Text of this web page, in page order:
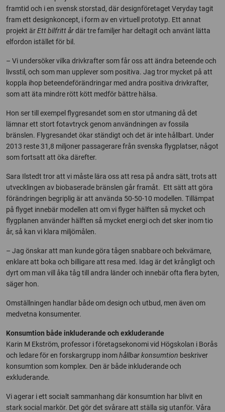
framtid och i en svensk storstad, där designföretaget Veryday tagit
fram ett designkoncept, i form av en virtuell prototyp. Ett annat
projekt ärEtt bilfritt årdär tre familjer har deltagit och använt lätta
elfordon istället för bil.
– Vi undersöker vilka drivkrafter som får oss att ändra beteende och
livsstil, och som man upplever som positiva. Jag tror mycket på att
koppla ihop beteendeförändringar med andra positiva drivkrafter,
som att äta mindre rött kött medför bättre hälsa.
Hon ser till exempel flygresandet som en stor utmaning då det
lämnar ett stort fotavtryck genom användningen av fossila
bränslen. Flygresandet ökar ständigt och det är inte hållbart. Under
2013 reste 31,8 miljoner passagerare från svenska flygplatser, något
som fortsatt att öka därefter.
Sara Ilstedt tror att vi måste lära oss att resa på andra sätt, trots att
utvecklingen av biobaserade bränslen går framåt. Ett sätt att göra
förändringen begriplig är att använda 50-50-10 modellen. Tillämpat
på flyget innebär modellen att om vi flyger hälften så mycket och
flygplanen använder hälften så mycket energi och det sker inom tio
år, så kan vi klara miljömålen.
– Jag önskar att man kunde göra tågen snabbare och bekvämare,
enklare att boka och billigare att resa med. Idag är det krångligt och
dyrt om man vill åka tåg till andra länder och innebär ofta flera byten,
säger hon.
Omställningen handlar både om design och utbud, men även om
medvetna konsumenter.
Konsumtion både inkluderande och exkluderande
Karin M Ekström, professor i företagsekonomi vid Högskolan i Borås
och ledare för en forskargrupp inomhållbar konsumtion beskriver
konsumtion som komplex. Den är både inkluderande och
exkluderande.
Vi agerar i ett socialt sammanhang där konsumtion har blivit en
stark social markör. Det gör det svårare att ställa sig utanför. Våra